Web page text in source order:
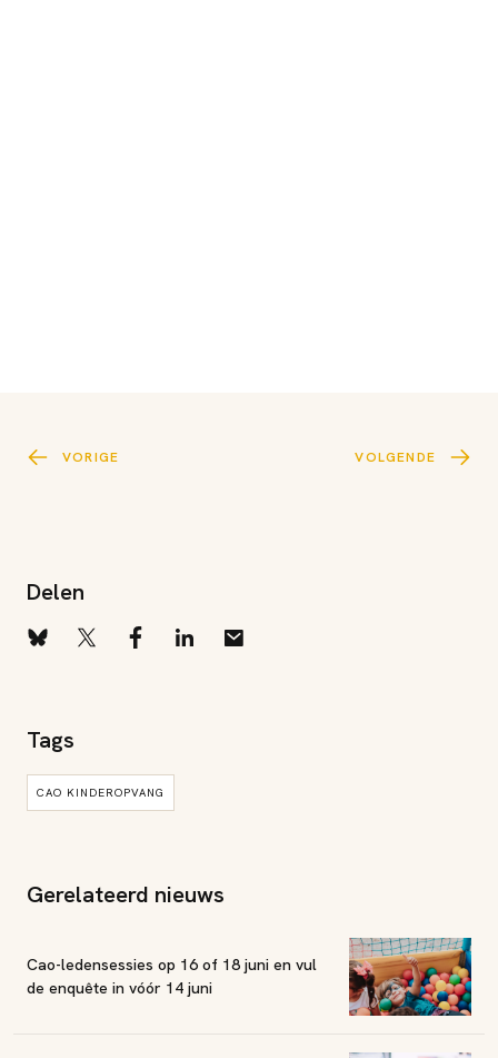
VORIGE VOLGENDE
Delen
Tags
CAO KINDEROPVANG
Gerelateerd nieuws
Cao-ledensessies op 16 of 18 juni en vul
de enquête in vóór 14 juni